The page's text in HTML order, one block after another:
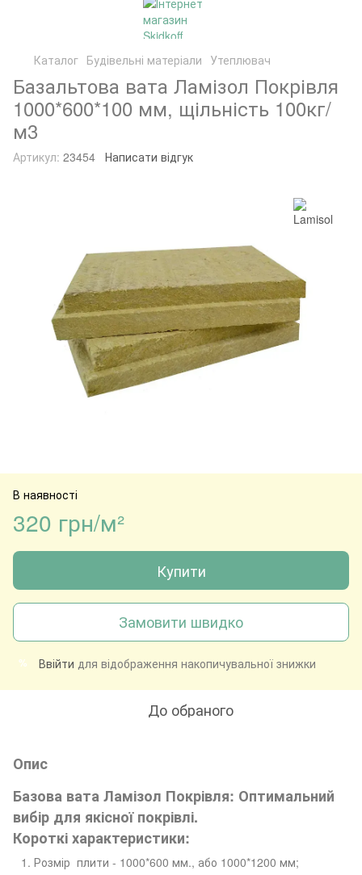
Каталог Будівельні матеріали Утеплювач
Базальтова вата Ламізол Покрівля
1000*600*100 мм, щільність 100кг/
м3
Артикул: 23454 Написати відгук
В наявності
320 грн/м²
Купити
Замовити швидко
% Ввійти для відображення накопичувальної знижки
До обраного
Опис
Базова вата Ламізол Покрівля: Оптимальний
вибір для якісної покрівлі.
Короткі характеристики:
Розмір плити - 1000*600 мм., або 1000*1200 мм;